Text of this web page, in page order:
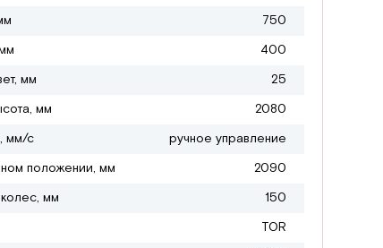
750
400
мм
25
мм
2080
мм/с
ручное управление
положении, мм
2090
мм
150
TOR